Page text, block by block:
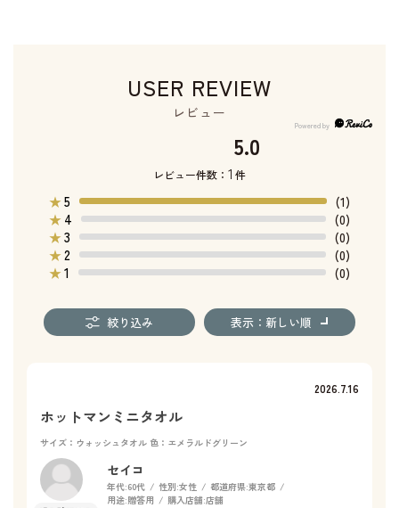
USER REVIEW
レビュー
5.0
レビュー件数： 1 件
★5
(1)
★ 4
(0)
★3
(0)
★2
(0)
★1 (0)
絞り込み 表示：新しい順
2026.7.16
ホットマンミニタオル
サイズ：ウォッシュタオル 色：エメラルドグリーン
セイコ
年代:60代 性別:女性 都道府県:東京都
用途:贈答用 購入店舗:店舗